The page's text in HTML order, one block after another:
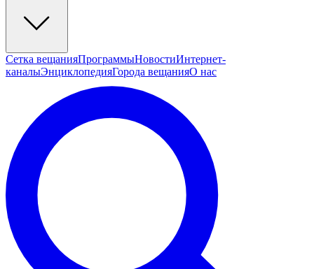
Сетка вещанияПрограммыНовостиИнтернет-
каналыЭнциклопедияГорода вещанияО нас